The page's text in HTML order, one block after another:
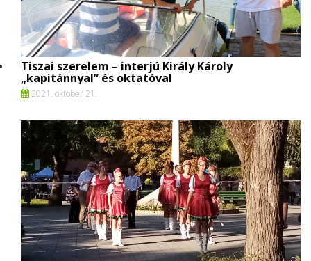
Tiszai szerelem – interjú Király Károly
„kapitánnyal” és oktatóval
2021. oktober 21.